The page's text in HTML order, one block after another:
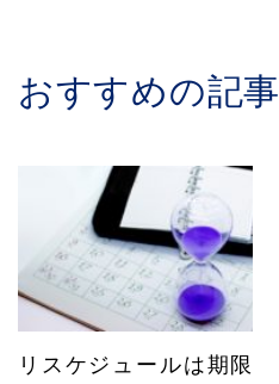
おすすめの記事
リスケジュールは期限